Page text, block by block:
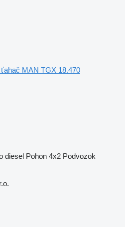
ťahač MAN TGX 18.470
diesel Pohon 4x2 Podvozok